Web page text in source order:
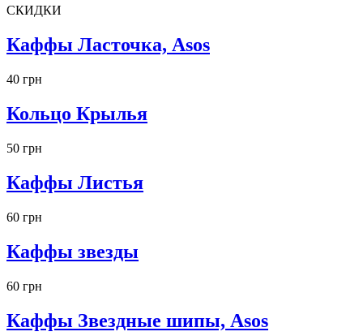
СКИДКИ
Каффы Ласточка, Asos
40 грн
Кольцо Крылья
50 грн
Каффы Листья
60 грн
Каффы звезды
60 грн
Каффы Звездные шипы, Asos